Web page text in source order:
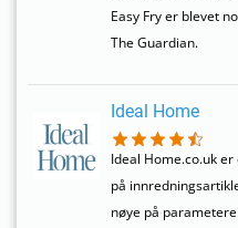
Easy Fry er blevet
The Guardian.
Ideal Home
Ideal Home.co.uk
på
nøye på